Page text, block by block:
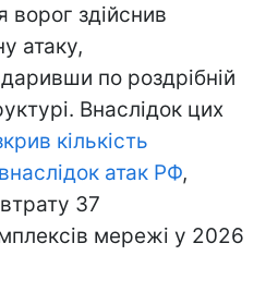
ворог здійснив
атаку,
по роздрібній
Внаслідок цих
кількість
атак РФ,
37
мережі у 2026